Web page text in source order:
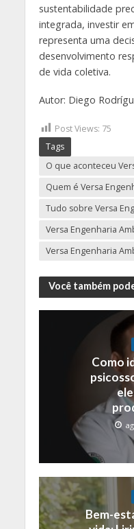
sustentabilidade
integrada, investir
representa uma
desenvolvimento
de vida coletiva.
Autor: Diego
Post Views: 75
Tags
O que aconteceu
Quem é Versa
Tudo sobre Versa
Versa Engenharia
Versa Engenharia
Você também
Como
Bem-